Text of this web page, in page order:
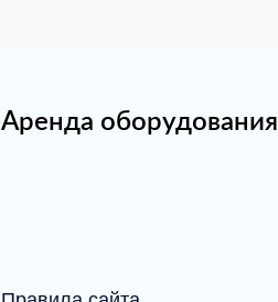
Аренда оборудования